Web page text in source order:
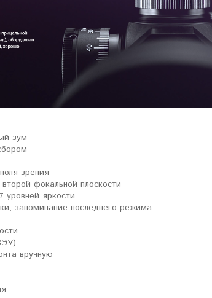
зум
зрения
фокальной плоскости
уровней яркости
запоминание последнего режима
вручную